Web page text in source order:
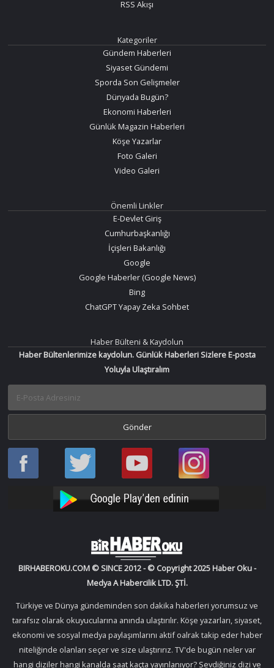
RSS Akışı
Kategoriler
Gündem Haberleri
Siyaset Gündemi
Sporda Son Gelişmeler
Dünyada Bugün?
Ekonomi Haberleri
Günlük Magazin Haberleri
Köşe Yazarlar
Foto Galeri
Video Galeri
Önemli Linkler
E-Devlet Giriş
Cumhurbaşkanlığı
İçişleri Bakanlığı
Google
Google Haberler (Google News)
Bing
ChatGPT Yapay Zeka Sohbet
Haber Bülteni & Kaydolun
Haber Bültenlerimize kaydolun. Günlük Haberleri Sizlere E-posta
Yoluyla Ulaştıralım
Haber
Oku
Haber
Oku
Bir
Haber
YouTube
Bir
Haber
Instagram
BIRHABEROKU.COM © SINCE 2012 - © Copyright 2025 Haber Oku -
Medya A Habercilik LTD. ŞTİ.
Türkiye ve Dünya gündeminden son dakika haberleri yorumsuz ve
tarafsız olarak okuyucularına anında ulaştırılır. Köşe yazarları, siyaset,
ekonomi ve sosyal medya paylaşımlarını aktif oalrak takip eder haber
niteliğinde olanları seçer ve size ulaştırırız. TV'de bugün neler var
hangi diziler hangi kanalda saat kaçta yayınlanıyor? Sevdiğiniz dizi ve